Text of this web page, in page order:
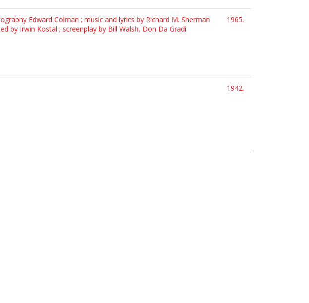
Edward Colman ; music and lyrics by Richard M. Sherman
by Irwin Kostal ; screenplay by Bill Walsh, Don Da Gradi
1965.
1942.